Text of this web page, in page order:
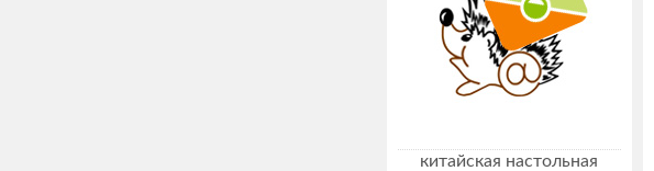
китайская настольная